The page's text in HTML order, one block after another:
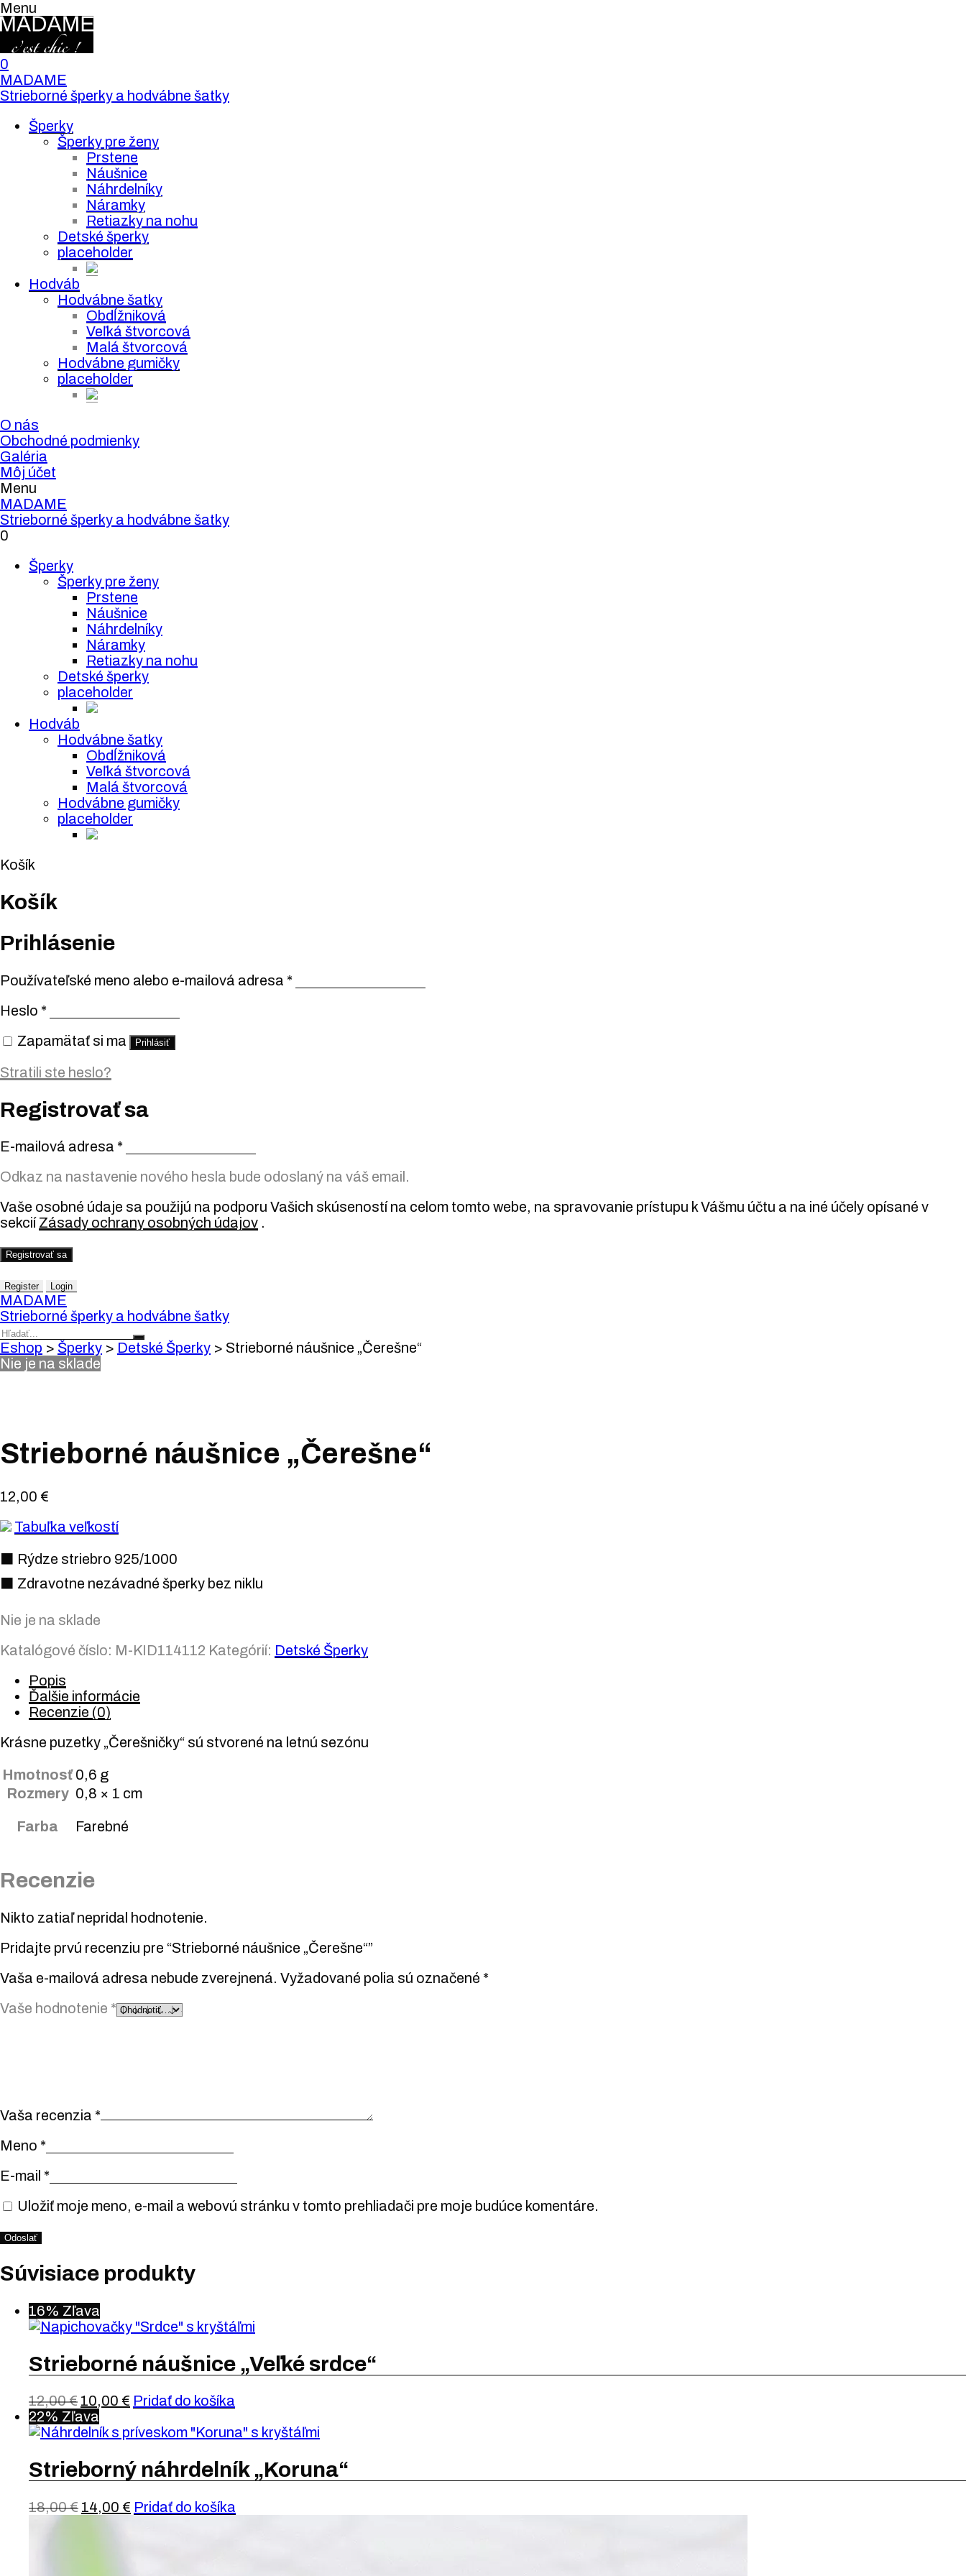
Menu
0
MADAME
Strieborné šperky a hodvábne šatky
Šperky
Šperky pre ženy
Prstene
Náušnice
Náhrdelníky
Náramky
Retiazky na nohu
Detské šperky
placeholder
Hodváb
Hodvábne šatky
Obdĺžniková
Veľká štvorcová
Malá štvorcová
Hodvábne gumičky
placeholder
O nás
Obchodné podmienky
Galéria
Môj účet
Menu
MADAME
Strieborné šperky a hodvábne šatky
0
Šperky
Šperky pre ženy
Prstene
Náušnice
Náhrdelníky
Náramky
Retiazky na nohu
Detské šperky
placeholder
Hodváb
Hodvábne šatky
Obdĺžniková
Veľká štvorcová
Malá štvorcová
Hodvábne gumičky
placeholder
Košík
Košík
Prihlásenie
Používateľské meno alebo e-mailová adresa *
Heslo *
Zapamätať si ma
Prihlásiť
Stratili ste heslo?
Registrovať sa
E-mailová adresa *
Odkaz na nastavenie nového hesla bude odoslaný na váš email.
Vaše osobné údaje sa použijú na podporu Vašich skúseností na celom tomto webe, na spravovanie prístupu k Vášmu účtu a na iné účely opísané v
sekciíZásady ochrany osobných údajov .
Registrovať sa
Register Login
MADAME
Strieborné šperky a hodvábne šatky
Eshop > Šperky > Detské Šperky > Strieborné náušnice „Čerešne“
Nie je na sklade
Strieborné náušnice „Čerešne“
12,00 €
Tabuľka veľkostí
⬛ Rýdze striebro 925/1000
⬛ Zdravotne nezávadné šperky bez niklu
Nie je na sklade
Katalógové číslo: M-KID114112 Kategórií: Detské Šperky
Popis
Ďalšie informácie
Recenzie (0)
Krásne puzetky „Čerešničky“ sú stvorené na letnú sezónu
Hmotnosť 0,6 g
Rozmery 0,8 × 1 cm
Farba Farebné
Recenzie
Nikto zatiaľ nepridal hodnotenie.
Pridajte prvú recenziu pre “Strieborné náušnice „Čerešne“”
Vaša e-mailová adresa nebude zverejnená. Vyžadované polia sú označené *
Vaše hodnotenie *
Vaša recenzia *
Meno *
E-mail *
Uložiť moje meno, e-mail a webovú stránku v tomto prehliadači pre moje budúce komentáre.
Súvisiace produkty
16% Zľava
Strieborné náušnice „Veľké srdce“
12,00€ 10,00 € Pridať do košíka
22% Zľava
Strieborný náhrdelník „Koruna“
18,00€ 14,00 € Pridať do košíka